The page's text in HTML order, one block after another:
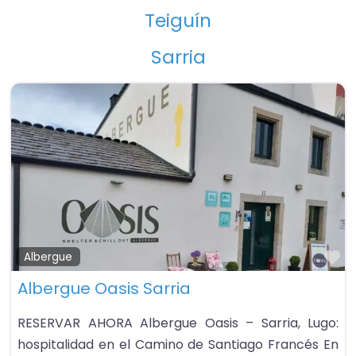
Teiguín
Sarria
Albergue
Albergue Oasis Sarria
RESERVAR AHORA Albergue Oasis – Sarria, Lugo:
hospitalidad en el Camino de Santiago Francés En